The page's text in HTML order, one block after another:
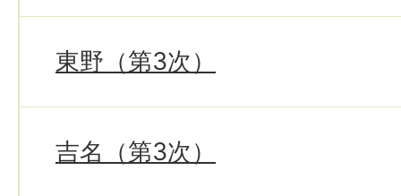
東野（第3次）
吉名（第3次）